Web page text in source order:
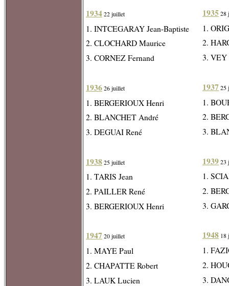
1934 22 juillet
1. INTCEGARAY Jean-Baptiste
2. CLOCHARD Maurice
3. CORNEZ Fernand
1936 26 juillet
1. BERGERIOUX Henri
2. BLANCHET André
3. DEGUAI René
1938 25 juillet
1. TARIS Jean
2. PAILLER René
3. BERGERIOUX Henri
1947 20 juillet
1. MAYE Paul
2. CHAPATTE Robert
3. LAUK Lucien
1935 28
1.
2.
3. VEY
1937 25
1.
2.
3.
1939 23
1.
2.
3.
1948 18
1.
2.
3.